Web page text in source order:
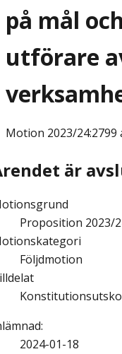
på mål
utförare
Motion 2023/24:2799
är
Proposition 2023/
Följdmotion
:
2024-01-18